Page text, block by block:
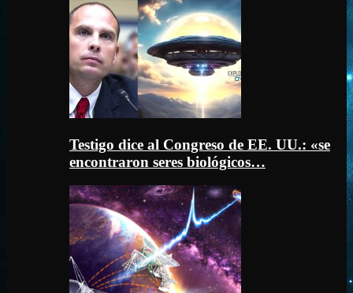
Testigo dice al Congreso de EE. UU.: «se
encontraron seres biológicos…